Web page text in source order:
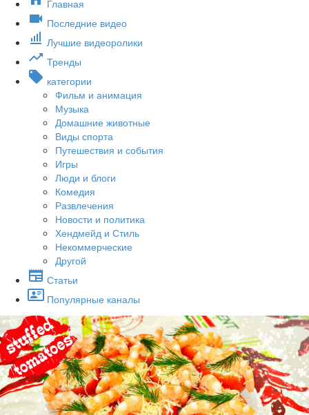
Главная
Последние видео
Лучшие видеоролики
Тренды
категории
Фильм и анимация
Музыка
Домашние животные
Виды спорта
Путешествия и события
Игры
Люди и блоги
Комедия
Развлечения
Новости и политика
Хендмейд и Стиль
Некоммерческие
Другой
Статьи
Популярные каналы